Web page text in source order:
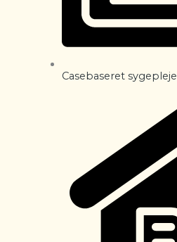
Casebaseret sygepleje